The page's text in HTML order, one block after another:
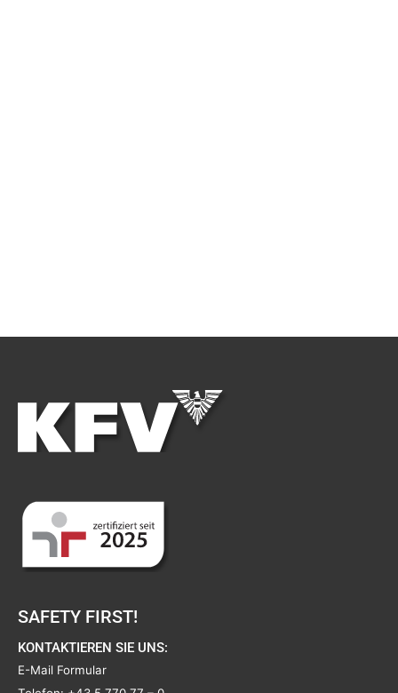
SAFETY FIRST!
KONTAKTIEREN SIE UNS:
E-Mail Formular